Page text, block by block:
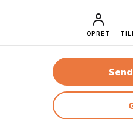
OPRET